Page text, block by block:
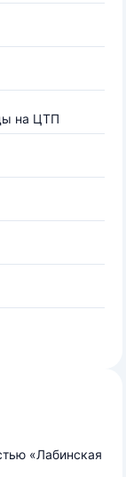
на ЦТП
«Лабинская